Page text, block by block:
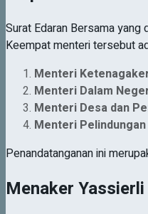
Surat Edaran Bersama
Keempat menteri tersebut
Menteri
Menteri Dalam
Menteri Desa dan
Menteri
Penandatanganan ini
Menaker